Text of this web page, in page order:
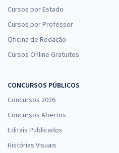
Cursos por Estado
Cursos por Professor
Oficina de Redação
Cursos Online Gratuitos
CONCURSOS PÚBLICOS
Concursos 2026
Concursos Abertos
Editais Publicados
Histórias Visuais